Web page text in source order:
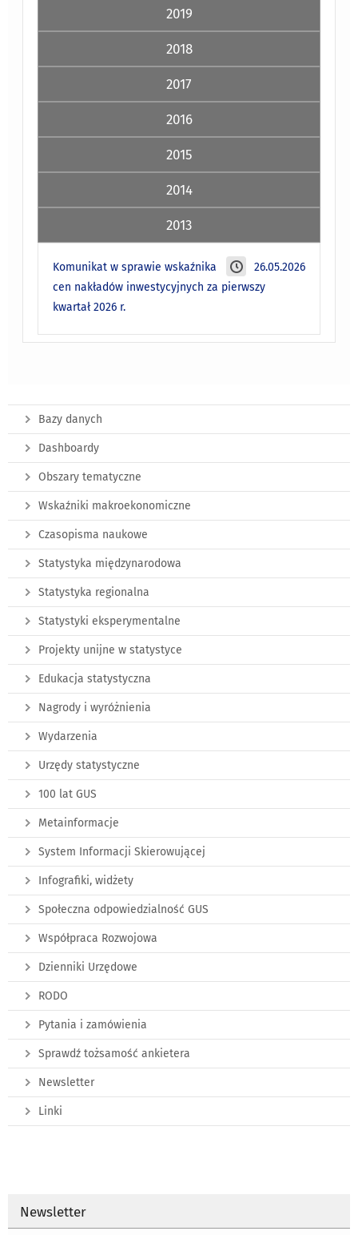
2019
2018
2017
2016
2015
2014
2013
26.05.2026
Komunikat w sprawie wskaźnika
cen nakładów inwestycyjnych za pierwszy
kwartał 2026 r.
Bazy danych
Dashboardy
Obszary tematyczne
Wskaźniki makroekonomiczne
Czasopisma naukowe
Statystyka międzynarodowa
Statystyka regionalna
Statystyki eksperymentalne
Projekty unijne w statystyce
Edukacja statystyczna
Nagrody i wyróżnienia
Wydarzenia
Urzędy statystyczne
100 lat GUS
Metainformacje
System Informacji Skierowującej
Infografiki, widżety
Społeczna odpowiedzialność GUS
Współpraca Rozwojowa
Dzienniki Urzędowe
RODO
Pytania i zamówienia
Sprawdź tożsamość ankietera
Newsletter
Linki
Newsletter